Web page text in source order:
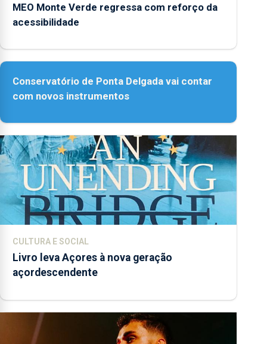
MEO Monte Verde regressa com reforço da
acessibilidade
Conservatório de Ponta Delgada vai contar
com novos instrumentos
CULTURA E SOCIAL
Livro leva Açores à nova geração
açordescendente